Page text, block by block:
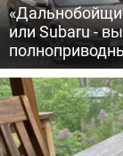
или Subaru -